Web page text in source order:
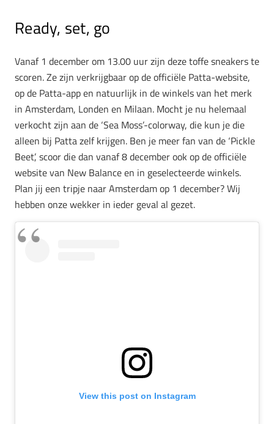
Ready, set, go
Vanaf 1 december om 13.00 uur zijn deze toffe sneakers te
scoren. Ze zijn verkrijgbaar op de officiële Patta-website,
op de Patta-app en natuurlijk in de winkels van het merk
in Amsterdam, Londen en Milaan. Mocht je nu helemaal
verkocht zijn aan de ‘Sea Moss’-colorway, die kun je die
alleen bij Patta zelf krijgen. Ben je meer fan van de ‘Pickle
Beet’, scoor die dan vanaf 8 december ook op de officiële
website van New Balance en in geselecteerde winkels.
Plan jij een tripje naar Amsterdam op 1 december? Wij
hebben onze wekker in ieder geval al gezet.
View this post on Instagram